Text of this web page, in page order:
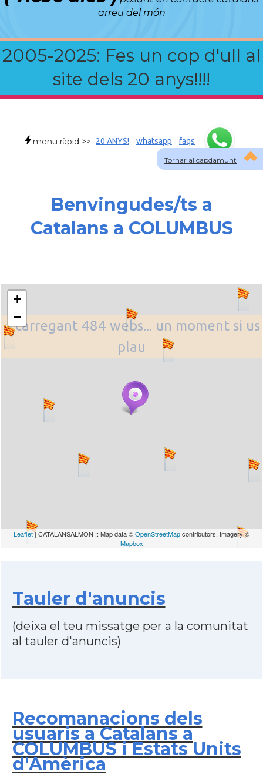
arreu del món
2005-2025: Fes un cop d'ull al
site dels 20 anys!!!!
Tornar al capdamunt
menu ràpid >> 20 ANYS! whatsapp faqs
Benvingudes/ts a
Catalans a COLUMBUS
... carregant 484 webs... un moment si us
plau
+
−
Leaflet| CATALANSALMON :: Map data ©OpenStreetMapcontributors, Imagery ©
Mapbox
Tauler d'anuncis
(deixa el teu missatge per a la comunitat
al tauler d'anuncis)
Recomanacions dels
usuaris a Catalans a
COLUMBUS i Estats Units
d'Amèrica